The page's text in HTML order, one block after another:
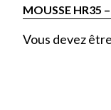
MOUSSE HR35
Vous devez être